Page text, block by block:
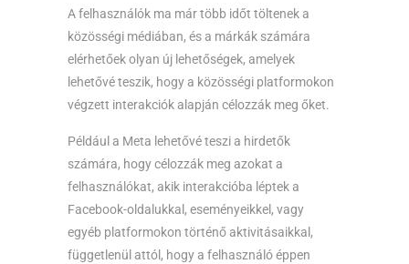
A felhasználók ma már több időt töltenek a
közösségi médiában, és a márkák számára
elérhetőek olyan új lehetőségek, amelyek
lehetővé teszik, hogy a közösségi platformokon
végzett interakciók alapján célozzák meg őket.
Például a Meta lehetővé teszi a hirdetők
számára, hogy célozzák meg azokat a
felhasználókat, akik interakcióba léptek a
Facebook-oldalukkal, eseményeikkel, vagy
egyéb platformokon történő aktivitásaikkal,
függetlenül attól, hogy a felhasználó éppen